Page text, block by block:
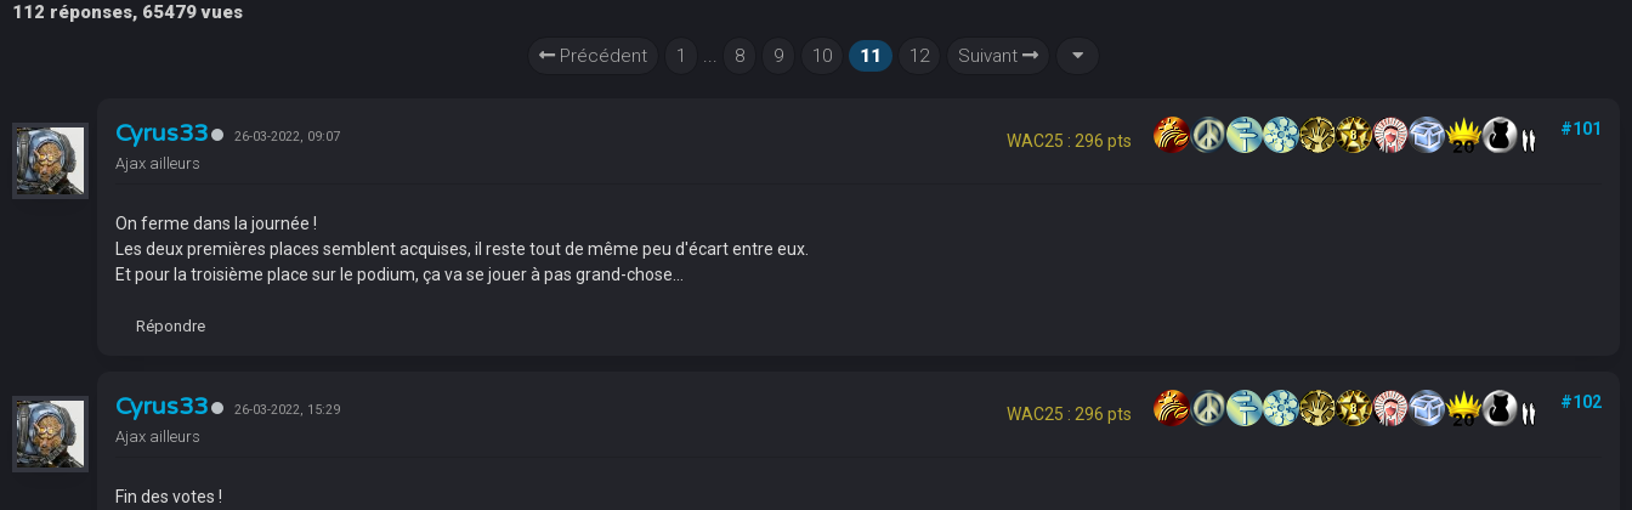
112 réponses, 65479 vues
Précédent
1 ... 8 9 10 11 12 Suivant
Cyrus33 26-03-2022, 09:07
Ajax ailleurs
WAC25 : 296 pts
#101
On ferme dans la journée !
Les deux premières places semblent acquises, il reste tout de même peu d'écart entre eux.
Et pour la troisième place sur le podium, ça va se jouer à pas grand-chose...
Répondre
Cyrus33 26-03-2022, 15:29
Ajax ailleurs
WAC25 : 296 pts
#102
Fin des votes !